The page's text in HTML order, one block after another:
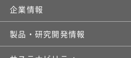
企業情報​
製品・研究開発情報​